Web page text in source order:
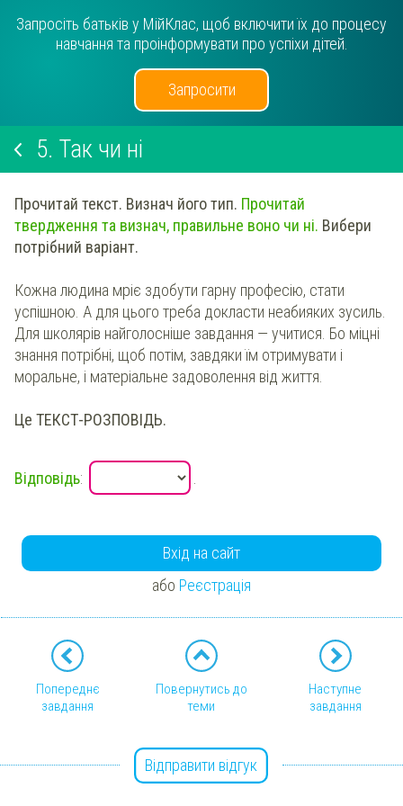
Запросіть батьків у МійКлас, щоб включити їх до процесу
навчання та проінформувати про успіхи дітей.
Запросити
5. Так чи ні
Прочитай текст. Визнач його тип. Прочитай
твердження та визнач, правильне воно чи ні. Вибери
потрібний варіант.
Кожна людина мріє здобути гарну професію, стати
успішною. А для цього треба докласти неабияких зусиль.
Для школярів найголосніше завдання — учитися. Бо міцні
знання потрібні, щоб потім, завдяки їм отримувати і
моральне, і матеріальне задоволення від життя.
Це ТЕКСТ-РОЗПОВІДЬ.
Відповідь:
Вхід на сайт
або Реєстрація
Попереднє
завдання
Повернутись до
теми
Наступне
завдання
Відправити відгук